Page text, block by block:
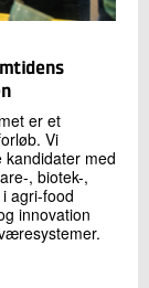
er et
Vi
med
, biotek-,
agri-food
innovation